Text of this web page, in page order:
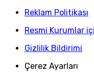
Reklam Politikası
Resmi Kurumlar
Gizlilik Bildirimi
Çerez Ayarları